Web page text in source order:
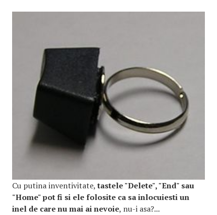
Cu putina inventivitate,tastele "Delete", "End" sau
"Home" pot fi si ele folosite ca sa inlocuiesti un
inel de care nu mai ai nevoie, nu-i asa?...